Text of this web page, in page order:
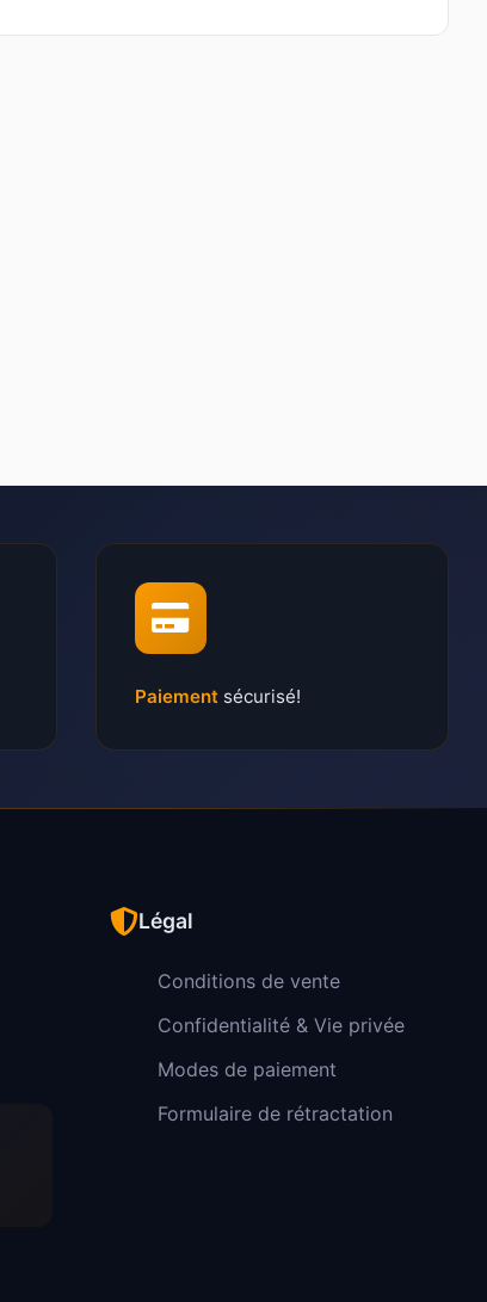
Paiement sécurisé!
Légal
Conditions de vente
Confidentialité & Vie privée
Modes de paiement
Formulaire de rétractation